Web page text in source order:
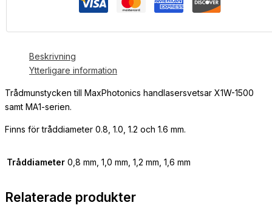
Beskrivning
Ytterligare information
Trådmunstycken till MaxPhotonics handlasersvetsar X1W-1500
samt MA1-serien.
Finns för tråddiameter 0.8, 1.0, 1.2 och 1.6 mm.
Tråddiameter 0,8 mm, 1,0 mm, 1,2 mm, 1,6 mm
Relaterade produkter